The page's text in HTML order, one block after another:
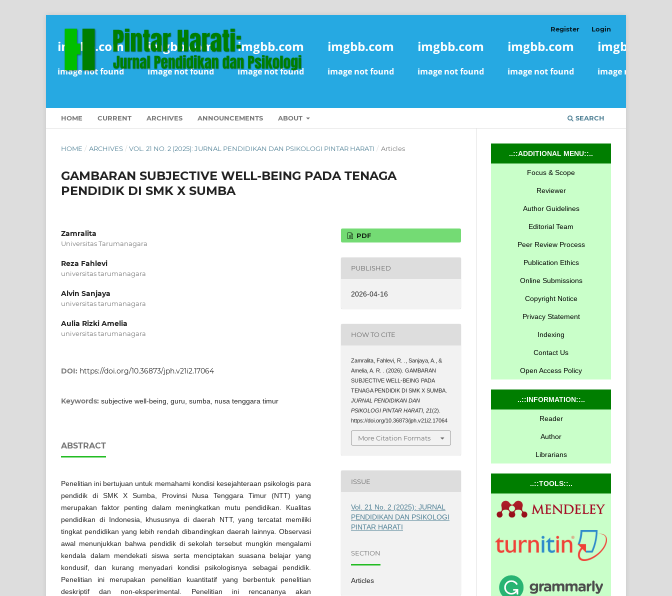
HOME CURRENT ARCHIVES ANNOUNCEMENTS ABOUT SEARCH
Register Login
HOME / ARCHIVES / VOL. 21 NO. 2 (2025): JURNAL PENDIDIKAN DAN PSIKOLOGI PINTAR HARATI / Articles
GAMBARAN SUBJECTIVE WELL-BEING PADA TENAGA
PENDIDIK DI SMK X SUMBA
Zamralita
Universitas Tarumanagara
Reza Fahlevi
universitas tarumanagara
Alvin Sanjaya
universitas tarumanagara
Aulia Rizki Amelia
universitas tarumanagara
DOI: https://doi.org/10.36873/jph.v21i2.17064
Keywords: subjective well-being, guru, sumba, nusa tenggara timur
ABSTRACT
Penelitian ini bertujuan untuk memahami kondisi kesejahteraan psikologis para
pendidik di SMK X Sumba, Provinsi Nusa Tenggara Timur (NTT) yang
merupakan faktor penting dalam meningkatkan mutu pendidikan. Kualitas
pendidikan di Indonesia, khususnya di daerah NTT, yang tercatat memiliki
tingkat pendidikan yang lebih rendah dibandingkan daerah lainnya. Observasi
awal menunjukkan bahwa pendidik di sekolah tersebut mungkin mengalami
kendala dalam mendekati siswa serta menciptakan suasana belajar yang
kondusif, dan kurang menyadari kondisi psikologisnya sebagai pendidik.
Penelitian ini merupakan penelitian kuantitatif yang berbentuk penelitian
deskriptif dan non-eksperimental. Penelitian ini rencananya akan
PDF
PUBLISHED
2026-04-16
HOW TO CITE
Zamralita, Fahlevi, R. ., Sanjaya, A., &
Amelia, A. R. . (2026). GAMBARAN
SUBJECTIVE WELL-BEING PADA
TENAGA PENDIDIK DI SMK X SUMBA.
JURNAL PENDIDIKAN DAN
PSIKOLOGI PINTAR HARATI ,21(2).
https://doi.org/10.36873/jph.v21i2.17064
More Citation Formats
ISSUE
Vol. 21 No. 2 (2025): JURNAL
PENDIDIKAN DAN PSIKOLOGI
PINTAR HARATI
SECTION
Articles
..::ADDITIONAL MENU::..
Focus & Scope
Reviewer
Author Guidelines
Editorial Team
Peer Review Process
Publication Ethics
Online Submissions
Copyright Notice
Privacy Statement
Indexing
Contact Us
Open Access Policy
..::INFORMATION::..
Reader
Author
Librarians
..::TOOLS::..